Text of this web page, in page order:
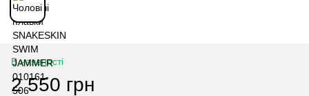
В наявності
2 550 грн